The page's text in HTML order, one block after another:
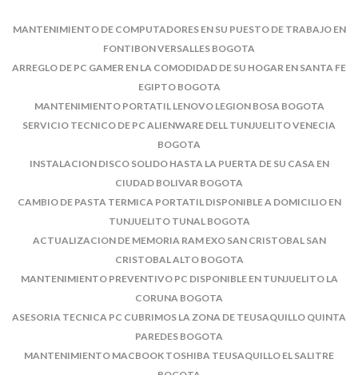
MANTENIMIENTO DE COMPUTADORES EN SU PUESTO DE TRABAJO EN
FONTIBON VERSALLES BOGOTA
ARREGLO DE PC GAMER EN LA COMODIDAD DE SU HOGAR EN SANTA FE
EGIPTO BOGOTA
MANTENIMIENTO PORTATIL LENOVO LEGION BOSA BOGOTA
SERVICIO TECNICO DE PC ALIENWARE DELL TUNJUELITO VENECIA
BOGOTA
INSTALACION DISCO SOLIDO HASTA LA PUERTA DE SU CASA EN
CIUDAD BOLIVAR BOGOTA
CAMBIO DE PASTA TERMICA PORTATIL DISPONIBLE A DOMICILIO EN
TUNJUELITO TUNAL BOGOTA
ACTUALIZACION DE MEMORIA RAM EXO SAN CRISTOBAL SAN
CRISTOBAL ALTO BOGOTA
MANTENIMIENTO PREVENTIVO PC DISPONIBLE EN TUNJUELITO LA
CORUNA BOGOTA
ASESORIA TECNICA PC CUBRIMOS LA ZONA DE TEUSAQUILLO QUINTA
PAREDES BOGOTA
MANTENIMIENTO MACBOOK TOSHIBA TEUSAQUILLO EL SALITRE